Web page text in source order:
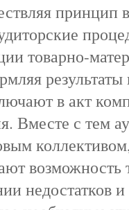
принцип
товарно-
в акт
Вместе с тем
недостатков